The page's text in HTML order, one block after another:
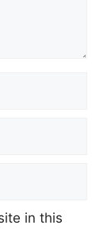
in this